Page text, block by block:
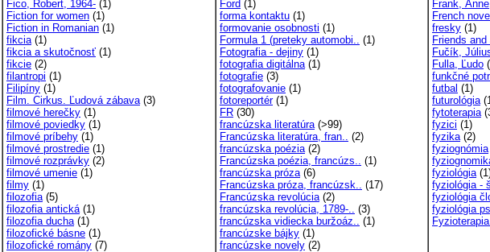
Fico, Robert, 1964- (1)
Fiction for women (1)
Fiction in Romanian (1)
fikcia(1)
fikcia a skutočnosť (1)
fikcie (2)
filantropi (1)
Filipíny (1)
Film. Cirkus. Ľudová zábava(3)
filmové herečky (1)
filmové poviedky (1)
filmové príbehy (1)
filmové prostredie (1)
filmové rozprávky (2)
filmové umenie (1)
filmy (1)
filozofia(5)
filozofia antická(1)
filozofia ducha(1)
filozofické básne (1)
filozofické romány (7)
Ford (1)
forma kontaktu (1)
formovanie osobnosti (1)
Formula 1 (preteky automobi.. (1)
Fotografia - dejiny (1)
fotografia digitálna(1)
fotografie (3)
fotografovanie (1)
fotoreportér(1)
FR (30)
francúzska literatúra(>99)
Francúzska literatúra, fran.. (2)
francúzska poézia(2)
Francúzska poézia, francúzs.. (1)
francúzska próza(6)
Francúzska próza, francúzsk.. (17)
Francúzska revolúcia(2)
francúzska revolúcia, 1789-.. (3)
francúzska vidiecka buržoáz.. (1)
francúzske bájky (1)
francúzske novely (2)
Frank,
French
fresky (1)
Friends
Fučík,
Fulla, Ľudo
funkčné
futbal (1)
futurológia
fytoterapia
fyzici (1)
fyzika(2)
fyziognómia
fyziológia
fyziológia -
fyziológia
fyziológia